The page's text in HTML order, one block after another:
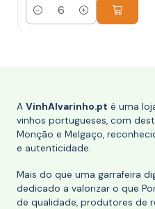
Quantidade
A VinhAlvarinho.pt é uma
vinhos portugueses, com
Monção e Melgaço,
e autenticidade.
Mais do que uma garrafeira
dedicado a valorizar o que
de qualidade, produtores de